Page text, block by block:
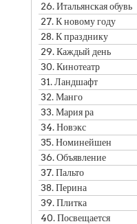
26.Итальянская обувь
27.К новому году
28.К празднику
29.Каждый день
30.Кинотеатр
31.Ландшафт
32.Манго
33.Мария ра
34.Новэкс
35.Номинейшен
36.Объявление
37.Пальто
38.Перина
39.Плитка
40.Посвещается